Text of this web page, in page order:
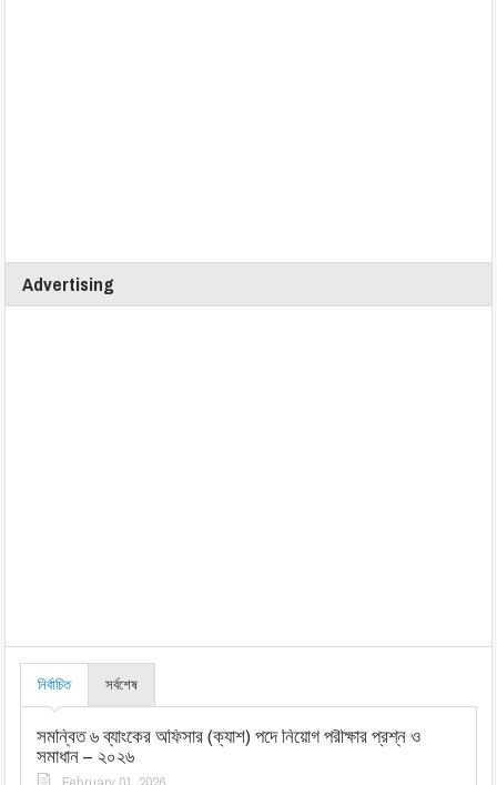
Advertising
নির্বাচিত সর্বশেষ
সমন্বিত ৬ ব্যাংকের অফিসার (ক্যাশ) পদে নিয়োগ পরীক্ষার প্রশ্ন ও
সমাধান – ২০২৬